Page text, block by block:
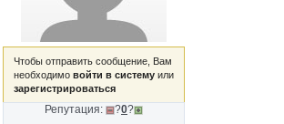
Чтобы отправить сообщение, Вам
необходимо войти в систему или
зарегистрироваться
Репутация: ?0?